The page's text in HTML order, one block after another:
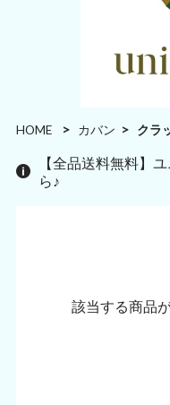
HOME カバン クラ
【全品送料無料】
ら♪
該当する商品